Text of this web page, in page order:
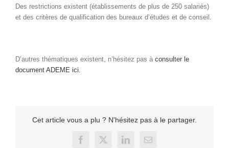
Des restrictions existent (établissements de plus de 250 salariés)
et des critères de qualification des bureaux d’études et de conseil.
D’autres thématiques existent, n’hésitez pas à consulter le
document ADEME ici.
Cet article vous a plu ? N'hésitez pas à le partager.
Facebook
X LinkedInEmail